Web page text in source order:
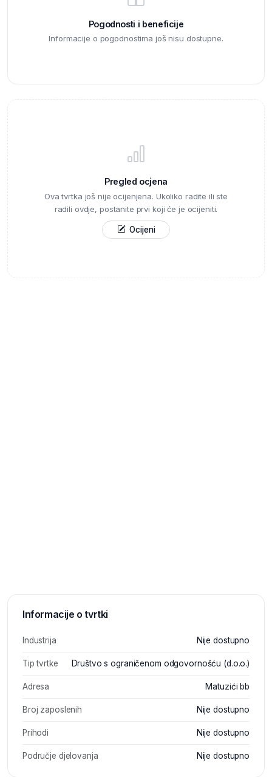
Pogodnosti i beneficije
Informacije o pogodnostima još nisu dostupne.
Pregled ocjena
Ova tvrtka još nije ocijenjena. Ukoliko radite ili ste
radili ovdje, postanite prvi koji će je ocijeniti.
Ocijeni
Informacije o tvrtki
Industrija Nije dostupno
Tip tvrtke Društvo s ograničenom odgovornošću (d.o.o.)
Adresa Matuzići bb
Broj zaposlenih Nije dostupno
Prihodi Nije dostupno
Područje djelovanja Nije dostupno